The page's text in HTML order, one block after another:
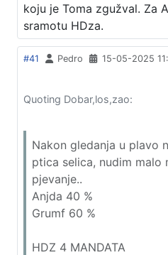
koju je Toma zgužval. Za
sramotu HDza.
#41 Pedro 15-05-2025
Quoting Dobar,los,zao:
Nakon gledanja u plavo
ptica selica, nudim malo
pjevanje..
Anjda 40 %
Grumf 60 %
HDZ 4 MANDATA